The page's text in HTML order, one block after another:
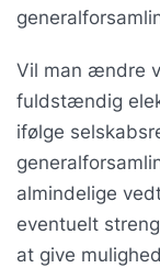
Vil man ændre
fuldstændig
ifølge
almindelige
eventuelt
at give